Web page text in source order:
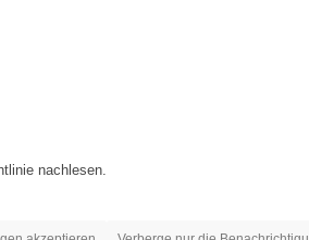
nachlesen.